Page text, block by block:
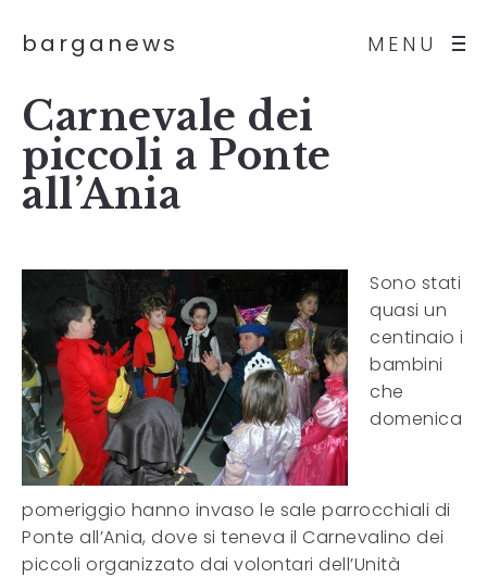
MENU
barganews
Carnevale dei
piccoli a Ponte
all’Ania
Sono stati
quasi un
centinaio i
bambini
che
domenica
pomeriggio hanno invaso le sale parrocchiali di
Ponte all’Ania, dove si teneva il Carnevalino dei
piccoli organizzato dai volontari dell’Unità